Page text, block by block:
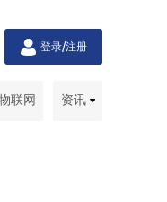
登录/注册
联网 资讯